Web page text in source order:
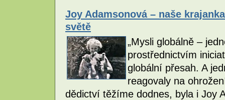
Joy Adamsonová – naše
světě
„Mysli globálně –
prostřednictvím
globální přesah. A
reagovaly na
dědictví těžíme dodnes, byla i Joy